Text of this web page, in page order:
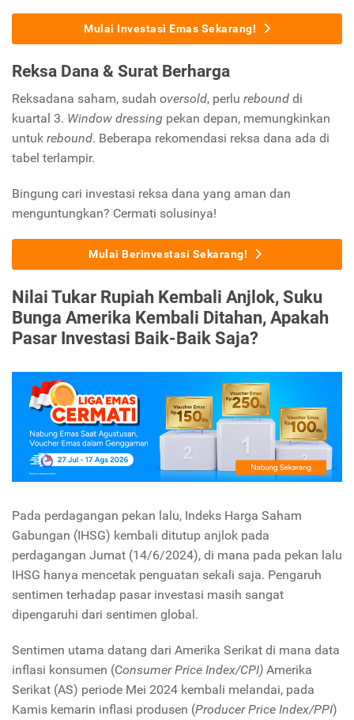
Mulai Investasi Emas Sekarang!
Reksa Dana & Surat Berharga
Reksadana saham, sudah oversold, perlu rebound di
kuartal 3. Window dressing pekan depan, memungkinkan
untuk rebound. Beberapa rekomendasi reksa dana ada di
tabel terlampir.
Bingung cari investasi reksa dana yang aman dan
menguntungkan? Cermati solusinya!
Mulai Berinvestasi Sekarang!
Nilai Tukar Rupiah Kembali Anjlok, Suku
Bunga Amerika Kembali Ditahan, Apakah
Pasar Investasi Baik-Baik Saja?
Pada perdagangan pekan lalu, Indeks Harga Saham
Gabungan (IHSG) kembali ditutup anjlok pada
perdagangan Jumat (14/6/2024), di mana pada pekan lalu
IHSG hanya mencetak penguatan sekali saja. Pengaruh
sentimen terhadap pasar investasi masih sangat
dipengaruhi dari sentimen global.
Sentimen utama datang dari Amerika Serikat di mana data
inflasi konsumen (Consumer Price Index/CPI) Amerika
Serikat (AS) periode Mei 2024 kembali melandai, pada
Kamis kemarin inflasi produsen (Producer Price Index/PPI)